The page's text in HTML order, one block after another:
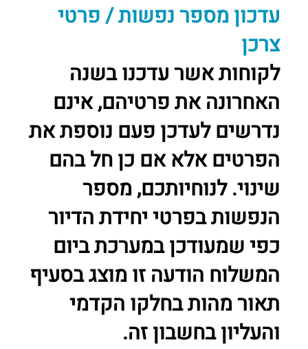
עדכון מספר נפשות / פרטי
צרכן
לקוחות אשר עדכנו בשנה
האחרונה את פרטיהם, אינם
נדרשים לעדכן פעם נוספת את
הפרטים אלא אם כן חל בהם
שינוי. לנוחיותכם, מספר
הנפשות בפרטי יחידת הדיור
כפי שמעודכן במערכת ביום
המשלוח הודעה זו מוצג בסעיף
תאור מהות בחלקו הקדמי
והעליון בחשבון זה.